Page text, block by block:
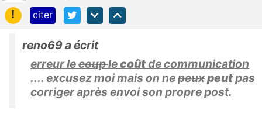
!
citer
reno69 a écrit
erreur lecouplecoûtde communication
.... excusez moi mais on nepeuxpeutpas
corriger après envoi son propre post.